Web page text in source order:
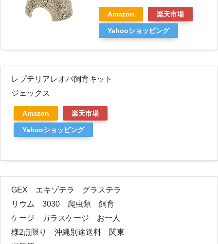
Amazon 楽天市場
Yahooショッピング
レプテリアレオパ飼育キット
ジェックス
Amazon 楽天市場
Yahooショッピング
GEX エキゾテラ グラステラ
リウム 3030 爬虫類 飼育
ケージ ガラスケージ お一人
様2点限り 沖縄別途送料 関東